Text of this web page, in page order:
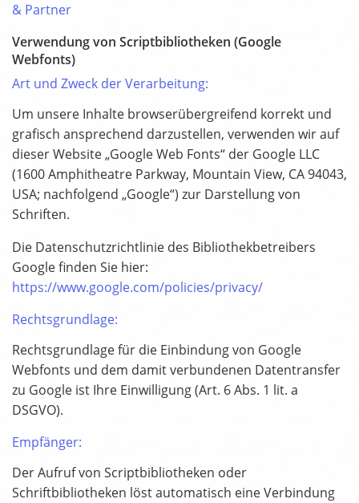
& Partner
Verwendung von Scriptbibliotheken (Google
Webfonts)
Art und Zweck der Verarbeitung:
Um unsere Inhalte browserübergreifend korrekt und
grafisch ansprechend darzustellen, verwenden wir auf
dieser Website „Google Web Fonts“ der Google LLC
(1600 Amphitheatre Parkway, Mountain View, CA 94043,
USA; nachfolgend „Google“) zur Darstellung von
Schriften.
Die Datenschutzrichtlinie des Bibliothekbetreibers
Google finden Sie hier:
https://www.google.com/policies/privacy/
Rechtsgrundlage:
Rechtsgrundlage für die Einbindung von Google
Webfonts und dem damit verbundenen Datentransfer
zu Google ist Ihre Einwilligung (Art. 6 Abs. 1 lit. a
DSGVO).
Empfänger:
Der Aufruf von Scriptbibliotheken oder
Schriftbibliotheken löst automatisch eine Verbindung